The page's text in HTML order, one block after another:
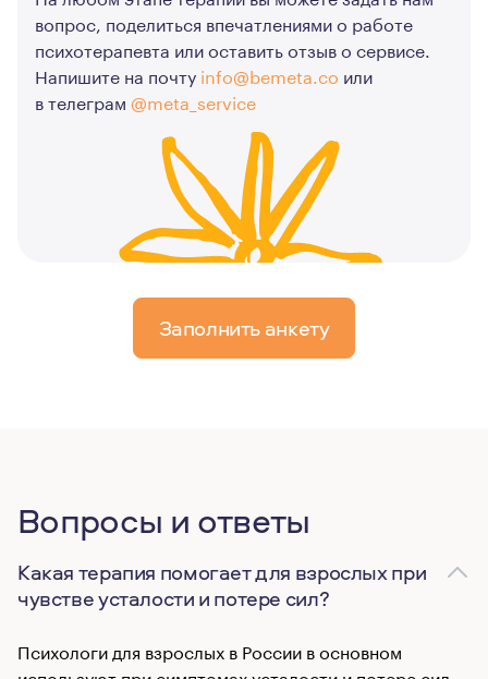
вопрос, поделиться впечатлениями о работе
психотерапевта или оставить отзыв о сервисе.
Напишите на почту info@bemeta.co или
в телеграм @meta_service
Заполнить анкету
Вопросы и ответы
Какая терапия помогает для взрослых при
чувстве усталости и потере сил?
Психологи для взрослых в России в основном